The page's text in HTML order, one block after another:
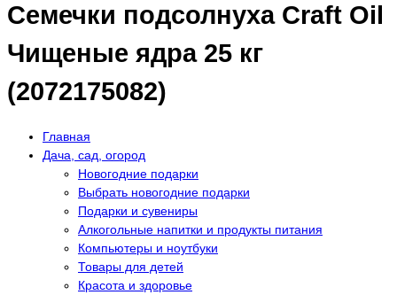
Семечки подсолнуха Craft Oil
Чищеные ядра 25 кг
(2072175082)
Главная
Дача, сад, огород
Новогодние подарки
Выбрать новогодние подарки
Подарки и сувениры
Алкогольные напитки и продукты питания
Компьютеры и ноутбуки
Товары для детей
Красота и здоровье